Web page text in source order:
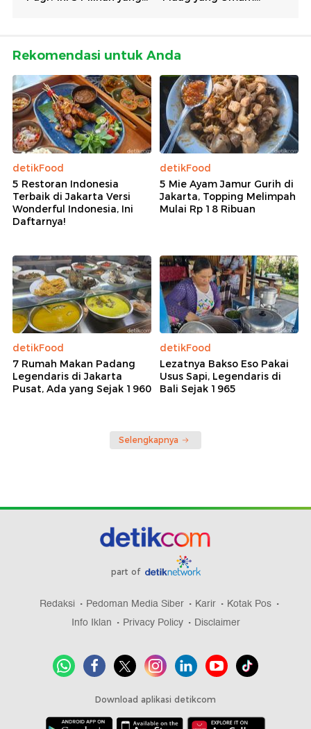
Rekomendasi untuk Anda
detikFood
5 Restoran Indonesia
Terbaik di Jakarta Versi
Wonderful Indonesia, Ini
Daftarnya!
detikFood
5 Mie Ayam Jamur Gurih di
Jakarta, Topping Melimpah
Mulai Rp 18 Ribuan
detikFood
7 Rumah Makan Padang
Legendaris di Jakarta
Pusat, Ada yang Sejak 1960
detikFood
Lezatnya Bakso Eso Pakai
Usus Sapi, Legendaris di
Bali Sejak 1965
Selengkapnya
part of
Redaksi Pedoman Media Siber Karir
Kotak Pos
Info Iklan
Privacy Policy Disclaimer
Download aplikasi detikcom